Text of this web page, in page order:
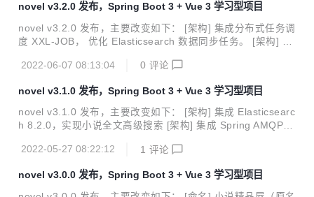
巴巴规范格式化代码 [优化] 优化数据库脚本管理 [文档] 更新
文档项目部署部分 演示站点 点击前往 项目介绍 novel 是一套
基于时下最新 Java 技术栈 Spring Boot...
novel v3.2.0 发布，Spring Boot 3 + Vue 3 学习型项目
novel v3.2.0 发布，主要改变如下： [架构] 集成分布式任务调
度 XXL-JOB， 优化 Elasticsearch 数据同步任务。 [架构] 集
ere-JDBC，优化小说内容存储。 [功能] 新增作家专区作家注
家专区章节发布功能。 [BUG] 同类推荐过滤无章节小说。 [B
UG] 修复小说详情页封面错误图显示。 [优化] 部分页面样式
优化。 演示站点 点击前往 项目介绍 novel 是一套基于时下最
2022-06-07 08:13:04 0 评论
novel v3.1.0 发布，Spring Boot 3 + Vue 3 学习型项目
novel v3.1.0 发布，主要改变如下： [架构] 集成 Elasticsearc
h 8.2.0，实现小说全文高级搜索 [架构] 集成 Spring AMQP，
说/章节发布等部分作家相关接口 [前端] 设置 Elasticsearch
决小说内容页跳转后的样式问题和键盘事件监听 演示站点 点
击前往 软件简介 novel 是一套基于时下最新 Java 技术栈 Spr
2022-05-27 08:22:12 1 评论
novel v3.0.0 发布，Spring Boot 3 + Vue 3 学习型项目